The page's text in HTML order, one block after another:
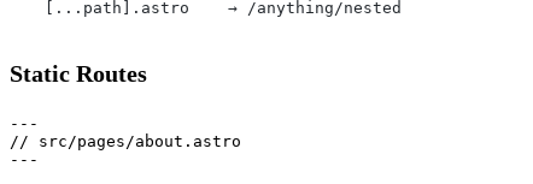
Static Routes
---
// src/pages/about.astro
---